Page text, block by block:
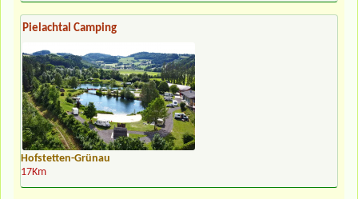
Pielachtal Camping
Hofstetten-Grünau
17Km